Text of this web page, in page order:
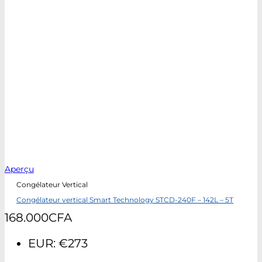
Aperçu
Congélateur Vertical
Congélateur vertical Smart Technology STCD-240F – 142L – 5T
168.000CFA
EUR: €273